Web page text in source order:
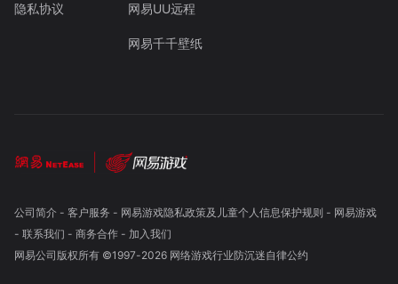
隐私协议 网易UU远程
网易千千壁纸
公司简介- 客户服务 - 网易游戏隐私政策及儿童个人信息保护规则 - 网易游戏
- 联系我们 - 商务合作- 加入我们
网易公司版权所有 ©1997-2026 网络游戏行业防沉迷自律公约